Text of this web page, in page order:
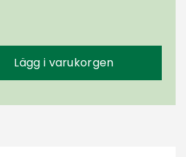
Lägg i varukorgen